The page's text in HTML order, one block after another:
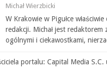
Michał Wierzbicki
W Krakowie w Pigułce
redakcji. Michał jest redaktorem
ogólnymi i ciekawostkami,
portalu: Capital Media